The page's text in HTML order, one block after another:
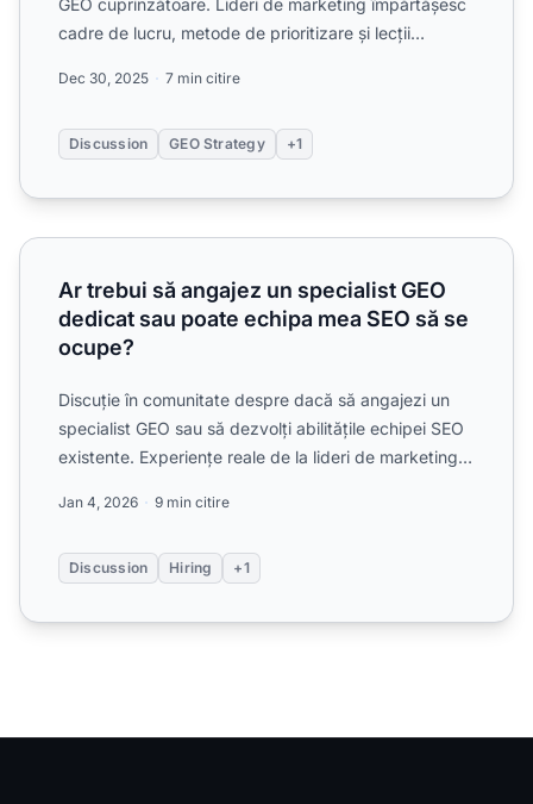
GEO cuprinzătoare. Lideri de marketing împărtășesc
cadre de lucru, metode de prioritizare și lecții
Dec 30, 2025 7 min citire
Discussion GEO Strategy +1
Ar trebui să angajez un specialist GEO dedicat sau poate
Ar trebui să angajez un specialist GEO
dedicat sau poate echipa mea SEO să se
ocupe?
Discuție în comunitate despre dacă să angajezi un
specialist GEO sau să dezvolți abilitățile echipei SEO
existente. Experiențe reale de la lideri de marketing
Jan 4, 2026 9 min citire
Discussion Hiring +1